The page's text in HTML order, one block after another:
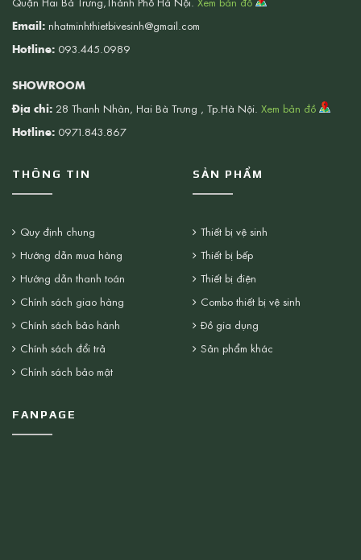
Email: nhatminhthietbivesinh@gmail.com
Hotline: 093.445.0989
SHOWROOM
Địa chỉ: 28 Thanh Nhàn, Hai Bà Trưng , Tp.Hà Nội. Xem bản đồ
Hotline: 0971.843.867
THÔNG TIN
Quy định chung
Hướng dẫn mua hàng
Hướng dẫn thanh toán
Chính sách giao hàng
Chính sách bảo hành
Chính sách đổi trả
Chính sách bảo mật
SẢN PHẨM
Thiết bị vệ sinh
Thiết bị bếp
Thiết bị điện
Combo thiết bị vệ sinh
Đồ gia dụng
Sản phẩm khác
FANPAGE